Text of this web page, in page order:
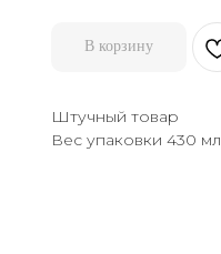
В корзину
Штучный товар
Вес упаковки 430 мл